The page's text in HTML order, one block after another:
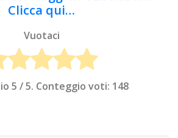
Clicca qui…
Vuotaci
5 / 5. Conteggio voti: 148